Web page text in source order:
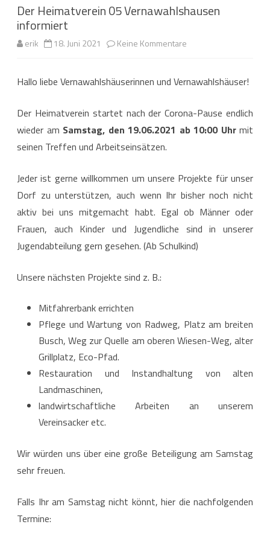
Der Heimatverein 05 Vernawahlshausen
informiert
erik 18. Juni 2021 Keine Kommentare
Heimatverein
Vernawahlshausen
Hallo liebe Vernawahlshäuserinnen und Vernawahlshäuser!
Der Heimatverein startet nach der Corona-Pause endlich
wieder am Samstag, den 19.06.2021 ab 10:00 Uhrmit
seinen Treffen und Arbeitseinsätzen.
Jeder ist gerne willkommen um unsere Projekte für unser
Dorf zu unterstützen, auch wenn Ihr bisher noch nicht
aktiv bei uns mitgemacht habt. Egal ob Männer oder
Frauen, auch Kinder und Jugendliche sind in unserer
Jugendabteilung gern gesehen. (Ab Schulkind)
Unsere nächsten Projekte sind z. B.:
Mitfahrerbank errichten
Pflege und Wartung von Radweg, Platz am breiten
Busch, Weg zur Quelle am oberen Wiesen-Weg, alter
Grillplatz, Eco-Pfad.
Restauration und Instandhaltung von alten
Landmaschinen,
landwirtschaftliche Arbeiten an unserem
Vereinsacker etc.
Wir würden uns über eine große Beteiligung am Samstag
sehr freuen.
Falls Ihr am Samstag nicht könnt, hier die nachfolgenden
Termine: